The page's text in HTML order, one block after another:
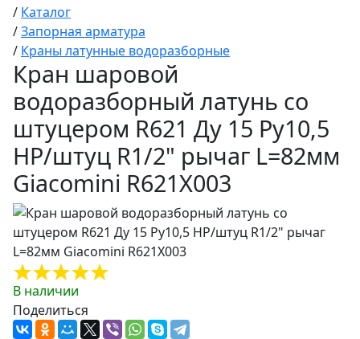
/ Каталог
/Запорная арматура
/ Краны латунные водоразборные
Кран шаровой
водоразборный латунь со
штуцером R621 Ду 15 Ру10,5
НР/штуц R1/2" рычаг L=82мм
Giacomini R621X003
В наличии
Поделиться